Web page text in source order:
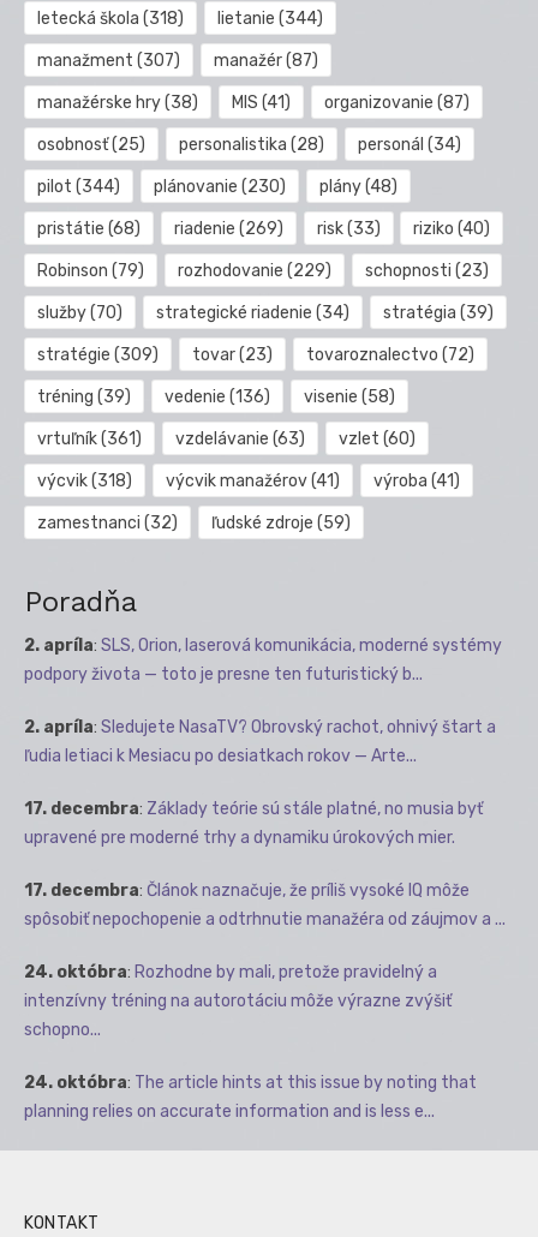
letecká škola (318) lietanie (344)
manažment (307) manažér(87)
manažérske hry(38) MIS (41) organizovanie (87)
osobnosť(25) personalistika (28) personál (34)
pilot (344) plánovanie (230) plány(48)
pristátie (68) riadenie (269) risk(33) riziko (40)
Robinson (79) rozhodovanie (229) schopnosti (23)
služby(70) strategické riadenie (34) stratégia (39)
stratégie (309) tovar(23) tovaroznalectvo (72)
tréning (39) vedenie (136) visenie (58)
vrtuľník(361) vzdelávanie (63) vzlet (60)
výcvik(318) výcvik manažérov(41) výroba (41)
zamestnanci (32) ľudské zdroje (59)
Poradňa
2. apríla: SLS, Orion, laserová komunikácia, moderné systémy
podpory života — toto je presne ten futuristický b...
2. apríla: Sledujete NasaTV? Obrovský rachot, ohnivý štart a
ľudia letiaci k Mesiacu po desiatkach rokov — Arte...
17. decembra: Základy teórie sú stále platné, no musia byť
upravené pre moderné trhy a dynamiku úrokových mier.
17. decembra: Článok naznačuje, že príliš vysoké IQ môže
spôsobiť nepochopenie a odtrhnutie manažéra od záujmov a ...
24. októbra: Rozhodne by mali, pretože pravidelný a
intenzívny tréning na autorotáciu môže výrazne zvýšiť
schopno...
24. októbra: The article hints at this issue by noting that
planning relies on accurate information and is less e...
KONTAKT